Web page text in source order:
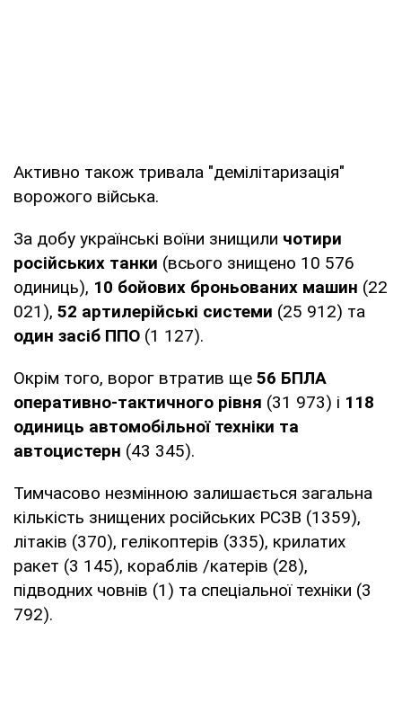
Активно також тривала "демілітаризація"
ворожого війська.
За добу українські воїни знищили чотири
російських танки (всього знищено 10 576
одиниць), 10 бойових броньованих машин (22
021), 52 артилерійські системи (25 912) та
один засіб ППО (1 127).
Окрім того, ворог втратив ще 56 БПЛА
оперативно-тактичного рівня (31 973) і 118
одиниць автомобільної техніки та
автоцистерн (43 345).
Тимчасово незмінною залишається загальна
кількість знищених російських РСЗВ (1359),
літаків (370), гелікоптерів (335), крилатих
ракет (3 145), кораблів /катерів (28),
підводних човнів (1) та спеціальної техніки (3
792).